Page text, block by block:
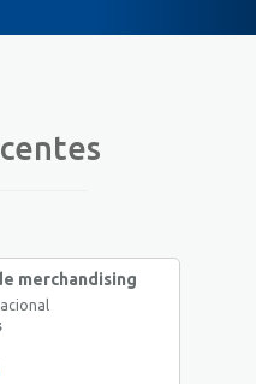
merchandising